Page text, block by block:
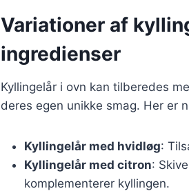
Variationer af
ingredienser
Kyllingelår i ovn kan tilberedes
deres egen unikke smag. Her er
Kyllingelår med hvidløg:
Kyllingelår med citron:
komplementerer kyllingen.